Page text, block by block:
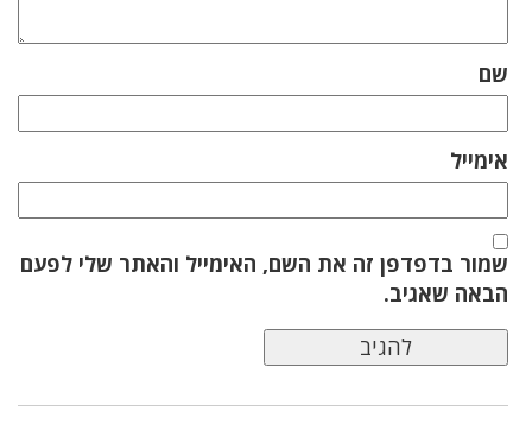
שם
אימייל
שמור בדפדפן זה את השם, האימייל והאתר שלי לפעם
הבאה שאגיב.